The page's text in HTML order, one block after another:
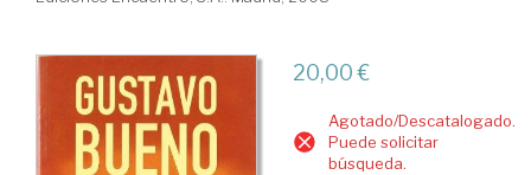
20,00 €
Agotado/Descatalogado.
Puede solicitar
búsqueda.